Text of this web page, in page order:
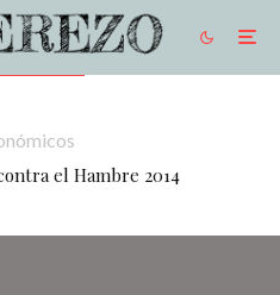
el Hambre 2014